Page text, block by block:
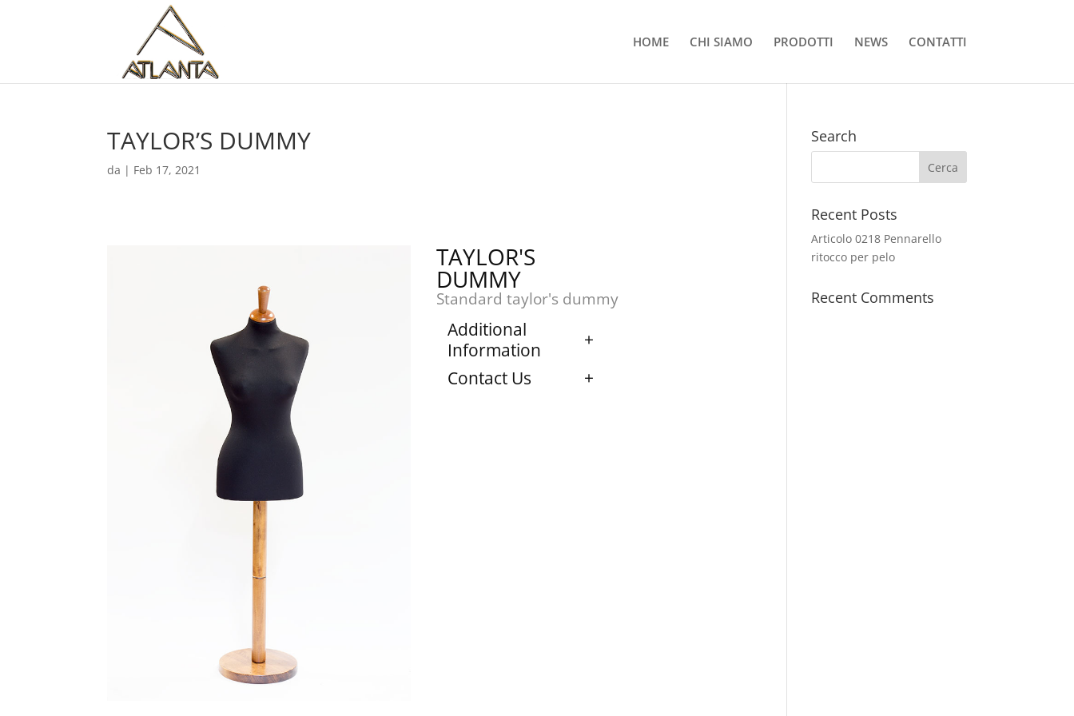
HOME CHI SIAMO PRODOTTI NEWS CONTATTI
TAYLOR’S DUMMY
da | Feb 17, 2021
TAYLOR'S
DUMMY
Standard taylor's dummy
Additional
Information
Contact Us
Search
Recent Posts
Articolo 0218 Pennarello
ritocco per pelo
Recent Comments